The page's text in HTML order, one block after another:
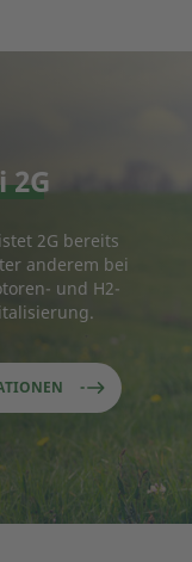
2G bereits
anderem bei
und H2-